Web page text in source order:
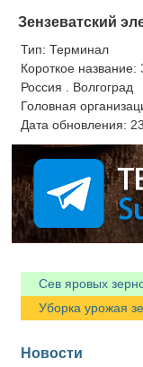
Зензеватский
Тип: Терминал
Короткое название:
Россия
Волгоград
Головная
Дата обновления:
Сев яровых
Уборка урожая
Новости